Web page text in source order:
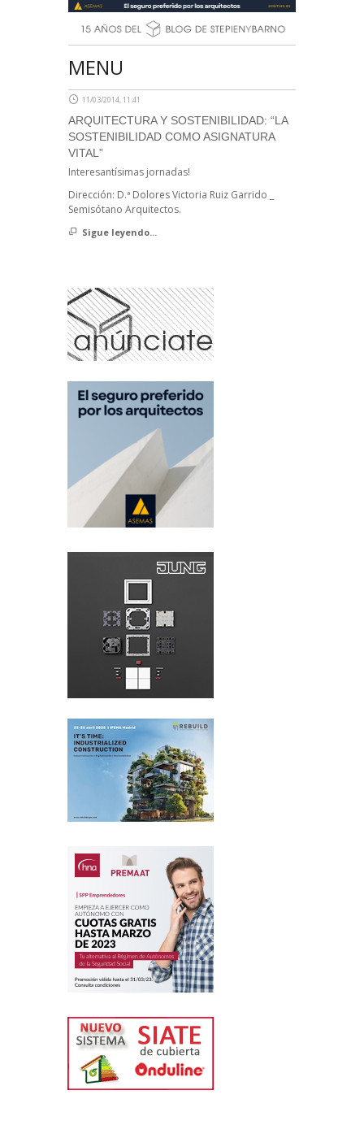
MENU
11/03/2014, 11:41
ARQUITECTURA Y SOSTENIBILIDAD: “LA
SOSTENIBILIDAD COMO ASIGNATURA
VITAL”
Interesantísimas jornadas!
Dirección: D.ª Dolores Victoria Ruiz Garrido _
Semisótano Arquitectos.
Sigue leyendo...